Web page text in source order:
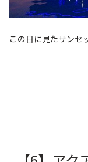
この日に見たサンセ